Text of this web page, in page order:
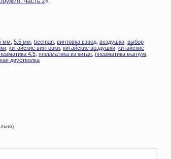
мм 5.5 мм beeman винтовка взвод воздушка выбор
китайские винтовки китайские воздушки китайские
4.5 пневматика из китая пневматика магнум
двустволка